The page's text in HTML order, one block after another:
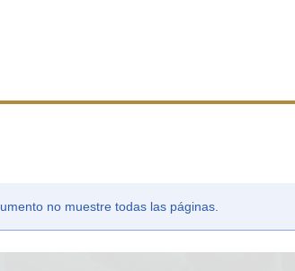
no muestre todas las páginas.